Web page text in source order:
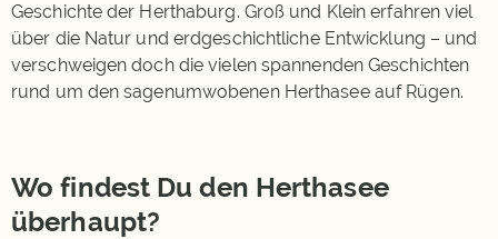
Geschichte der Herthaburg. Groß und Klein erfahren viel
über die Natur und erdgeschichtliche Entwicklung – und
verschweigen doch die vielen spannenden Geschichten
rund um den sagenumwobenen Herthasee auf Rügen.
Wo findest Du den Herthasee
überhaupt?